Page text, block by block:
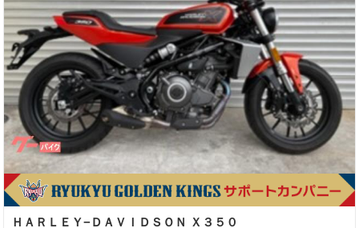
ＨＡＲＬＥＹ−ＤＡＶＩＤＳＯＮ Ｘ３５０